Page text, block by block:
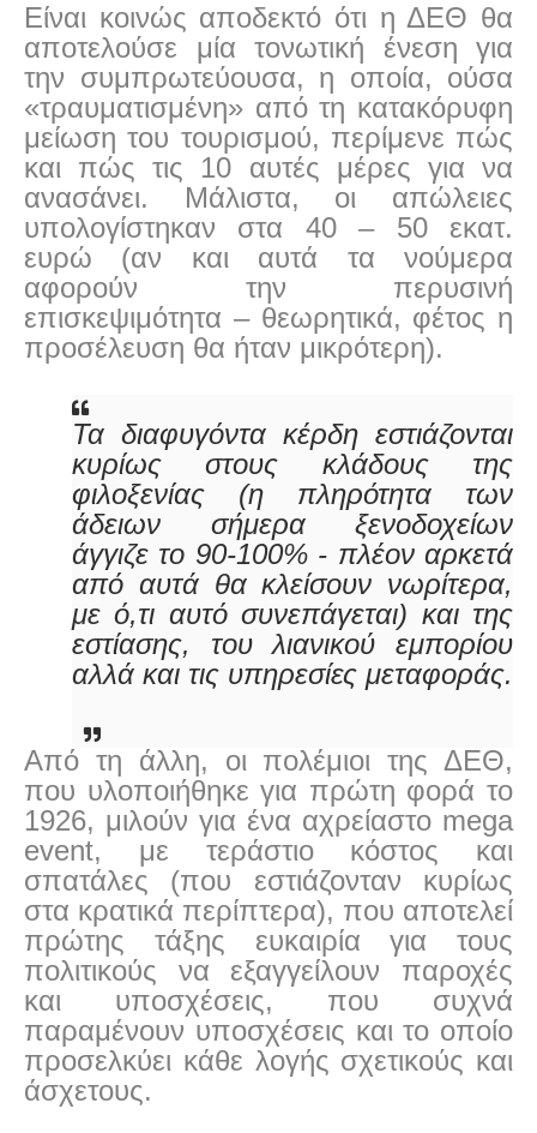
Είναι κοινώς αποδεκτό ότι η ΔΕΘ θα
αποτελούσε μία τονωτική ένεση για
την συμπρωτεύουσα, η οποία, ούσα
«τραυματισμένη» από τη κατακόρυφη
μείωση του τουρισμού, περίμενε πώς
και πώς τις 10 αυτές μέρες για να
ανασάνει. Μάλιστα, οι απώλειες
υπολογίστηκαν στα 40 – 50 εκατ.
ευρώ (αν και αυτά τα νούμερα
αφορούν την περυσινή
επισκεψιμότητα – θεωρητικά, φέτος η
προσέλευση θα ήταν μικρότερη).
Τα διαφυγόντα κέρδη εστιάζονται
κυρίως στους κλάδους της
φιλοξενίας (η πληρότητα των
άδειων σήμερα ξενοδοχείων
άγγιζε το 90-100% - πλέον αρκετά
από αυτά θα κλείσουν νωρίτερα,
με ό,τι αυτό συνεπάγεται) και της
εστίασης, του λιανικού εμπορίου
αλλά και τις υπηρεσίες μεταφοράς.
Από τη άλλη, οι πολέμιοι της ΔΕΘ,
που υλοποιήθηκε για πρώτη φορά το
1926, μιλούν για ένα αχρείαστο mega
event, με τεράστιο κόστος και
σπατάλες (που εστιάζονταν κυρίως
στα κρατικά περίπτερα), που αποτελεί
πρώτης τάξης ευκαιρία για τους
πολιτικούς να εξαγγείλουν παροχές
και υποσχέσεις, που συχνά
παραμένουν υποσχέσεις και το οποίο
προσελκύει κάθε λογής σχετικούς και
άσχετους.